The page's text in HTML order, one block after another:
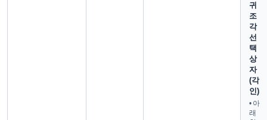
귀
조
각
선
택
상
자
(각
인)
• 아
래